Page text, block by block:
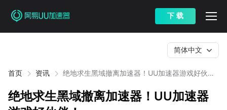
下 载
首页 资讯
绝地求生黑域撤离加速器！UU加速器游戏好伙
简体中文
绝地求生黑域撤离加速器！UU加速器